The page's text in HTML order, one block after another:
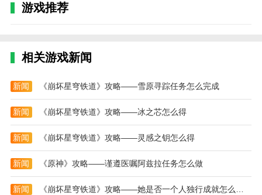
4。通过游戏，可以学习农业知识，了解现代农业生产
游戏评测
驾驶模拟游戏，带给你农场高手的感觉。在这个拖拉机
农场驾驶3d游戏中，你将驾驶拖拉机的各种型号，执行
农场的各种任务，从犁地、播种、收割，全方位展现现
实生活的精彩与忙碌。
游戏推荐
相关游戏新闻
新闻 《崩坏星穹铁道》攻略——雪原寻踪任务怎么完成
新闻 《崩坏星穹铁道》攻略——冰之芯怎么得
新闻 《崩坏星穹铁道》攻略——灵感之钥怎么得
新闻 《原神》攻略——谨遵医嘱阿兹拉任务怎么做
新闻